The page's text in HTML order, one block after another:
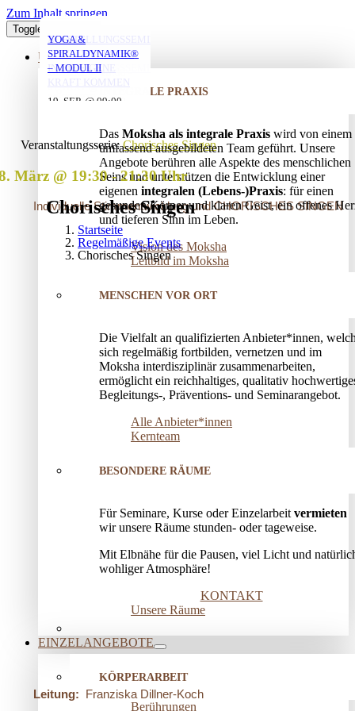
Zum Inhalt springen
Toggle Navigation
ÜBER UNS
INTEGRALE PRAXIS
Das Moksha als integrale Praxis wird von einem
umfassend ausgebildeten Team geführt. Unsere
Angebote berühren alle Aspekte des menschlichen
Seins und unterstützen die Entwicklung einer
eigenen integralen (Lebens-)Praxis: für einen
gesunden Körper und klaren Geist, ein offenes
und tieferen Sinn im Leben.
Vision des Moksha
Leitbild im Moksha
MENSCHEN VOR ORT
Die Vielfalt an qualifizierten Anbieter*innen,
sich regelmäßig fortbilden, vernetzen und im
Moksha interdisziplinär zusammenarbeiten,
ermöglicht ein reichhaltiges, qualitativ
Begleitungs-, Präventions­- und Seminarangebot.
Alle Anbieter*innen
Kernteam
BESONDERE RÄUME
Für Seminare, Kurse oder Einzelarbeit vermieten
wir unsere Räume stunden- oder tageweise.
Mit Elbnähe für die Pausen, viel Licht und
wohliger Atmosphäre!
KONTAKT
Unsere Räume
EINZELANGEBOTE
KÖRPERARBEIT
Berührungen
Chorisches Singen
Startseite
Regelmäßige Events
Chorisches Singen
Veranstaltungsserie:Chorisches Singen
März @ 19:30-21:30
Individuelle Stimmentwicklung und CHORISCHES SINGEN
Leitung: Franziska Dillner-Koch
MORGENYOGA MIT
ANNA
07. AUG. @ 08:00-
YOGA MIT DANIEL
10. AUG. @ 18:00
19:30
YOGA MIT DANIEL
10. AUG. @ 20:00
21:30
VERSTRICKUNGEN
LÖSEN – OFFENES
AUFSTELLUNGSSEMINAR
25. AUG. @ 17:00
AUFSTELLUNGSSEMINAR
– MIT DEM VATER
IN DIE EIGENE
KRAFT KOMMEN
17:30
YOGA &
SPIRALDYNAMIK®
– MODUL II
19. SEP. @ 09:00
20. SEP. @ 16:00